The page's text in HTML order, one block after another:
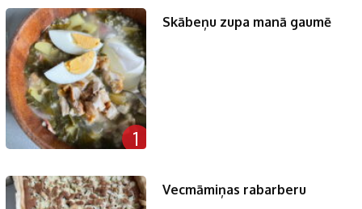
1
Skābeņu zupa manā gaumē
Vecmāmiņas rabarberu